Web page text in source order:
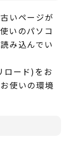
いページが
いのパソコ
み込んでい
ロード)をお
使いの環境